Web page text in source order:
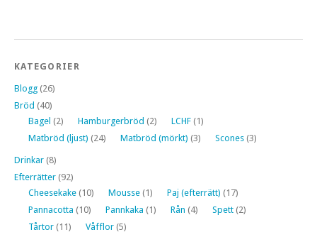
KATEGORIER
Blogg (26)
Bröd (40)
Bagel (2) Hamburgerbröd (2) LCHF (1)
Matbröd (ljust) (24) Matbröd (mörkt) (3) Scones (3)
Drinkar (8)
Efterrätter (92)
Cheesekake (10) Mousse (1) Paj (efterrätt) (17)
Pannacotta (10) Pannkaka (1) Rån (4) Spett (2)
Tårtor (11) Våfflor (5)